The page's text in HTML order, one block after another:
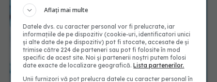
Ce trebuie să știi dacă ai avut COVID
Aflați mai multe
Datele dvs. cu caracter personal vor fi prelucrate, iar
informațiile de pe dispozitiv (cookie-uri, identificatori unici
și alte date de pe dispozitiv) pot fi stocate, accesate de și
trimise către 224 de parteneri sau pot fi folosite în mod
specific de acest site. Noi și partenerii noștri putem folosi
date exacte de localizare geografică.Lista partenerilor.
Unii furnizori vă pot prelucra datele cu caracter personal în